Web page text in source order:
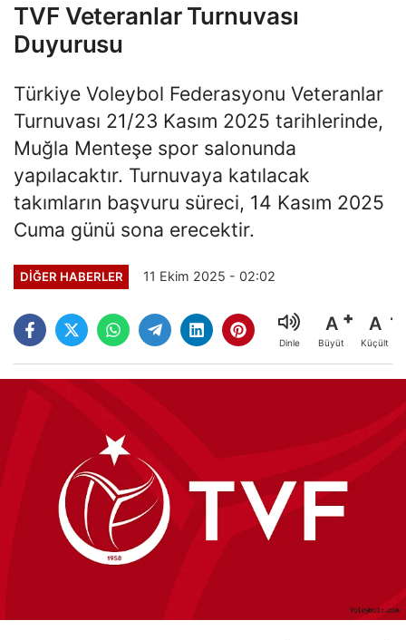
TVF Veteranlar Turnuvası
Duyurusu
Türkiye Voleybol Federasyonu Veteranlar
Turnuvası 21/23 Kasım 2025 tarihlerinde,
Muğla Menteşe spor salonunda
yapılacaktır. Turnuvaya katılacak
takımların başvuru süreci, 14 Kasım 2025
Cuma günü sona erecektir.
DIĞER HABERLER 11 Ekim 2025 - 02:02
Dinle
A
Büyüt
A
Küçült